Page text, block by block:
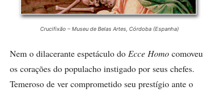
Crucifixão – Museu de Belas Artes, Córdoba (Espanha)
Nem o dilacerante espetáculo do Ecce Homo comoveu
os corações do populacho instigado por seus chefes.
Temeroso de ver comprometido seu prestígio ante o